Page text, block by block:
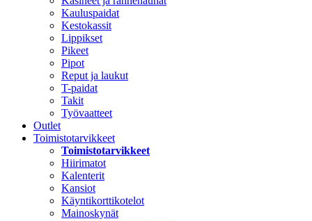
Kauluspaidat
Kestokassit
Lippikset
Pikeet
Pipot
Reput ja laukut
T-paidat
Takit
Työvaatteet
Outlet
Toimistotarvikkeet
Toimistotarvikkeet
Hiirimatot
Kalenterit
Kansiot
Käyntikorttikotelot
Mainoskynät